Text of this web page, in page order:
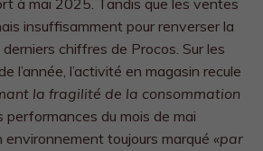
à mai 2025. Tandis que les ventes
insuffisamment pour renverser la
chiffres de Procos. Sur les
l’année, l’activité en magasin recule
la fragilité de la consommation
performances du mois de mai
environnement toujours marqué «par